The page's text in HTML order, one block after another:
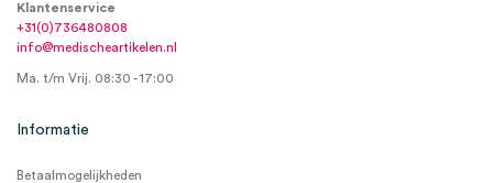
Klantenservice
+31(0)736480808
info@medischeartikelen.nl
Ma. t/m Vrij. 08:30 - 17:00
Informatie
Betaalmogelijkheden